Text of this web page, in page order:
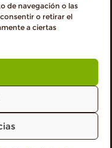
de navegación o las
o retirar el
a ciertas